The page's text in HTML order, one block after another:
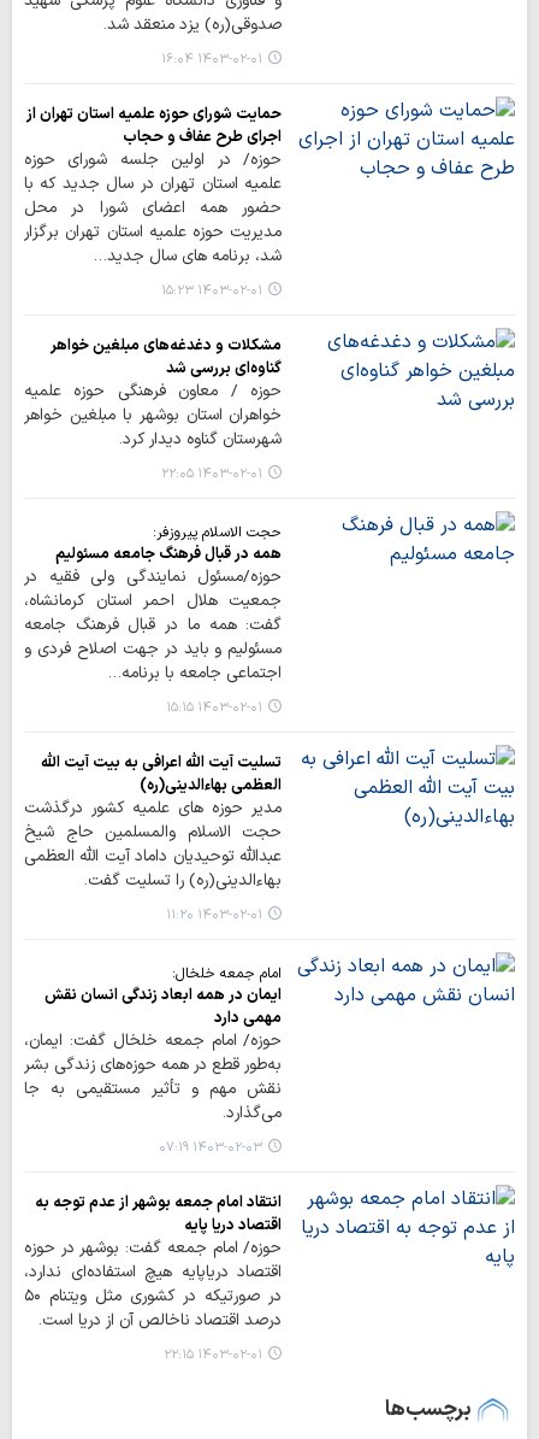
صدوقی(ره) یزد منعقد شد.
۱۴۰۳-۰۲-۰۱ ۱۶:۰۴
حمایت شورای حوزه علمیه استان تهران از
اجرای طرح عفاف و حجاب
حوزه/ در اولین جلسه شورای حوزه
علمیه استان تهران در سال جدید که با
حضور همه اعضای شورا در محل
مدیریت حوزه علمیه استان تهران برگزار
شد، برنامه های سال جدید…
۱۴۰۳-۰۲-۰۱ ۱۵:۲۳
مشکلات و دغدغه‌های مبلغین خواهر
گناوه‌ای بررسی شد
حوزه / معاون فرهنگی حوزه علمیه
خواهران استان بوشهر با مبلغین خواهر
شهرستان گناوه دیدار کرد.
۱۴۰۳-۰۲-۰۱ ۲۲:۰۵
حجت الاسلام پیروزفر:
همه در قبال فرهنگ جامعه مسئولیم
حوزه/مسئول نمایندگی ولی فقیه در
جمعیت هلال احمر استان کرمانشاه،
گفت: همه ما در قبال فرهنگ جامعه
مسئولیم و باید در جهت اصلاح فردی و
اجتماعی جامعه با برنامه…
۱۴۰۳-۰۲-۰۱ ۱۵:۱۵
تسلیت آیت الله اعرافی به بیت آیت الله
العظمی بهاءالدینی(ره)
مدیر حوزه های علمیه کشور درگذشت
حجت الاسلام والمسلمین حاج شیخ
عبدالله توحیدیان داماد آیت الله العظمی
بهاءالدینی(ره) را تسلیت گفت.
۱۴۰۳-۰۲-۰۱ ۱۱:۲۰
امام جمعه خلخال:
ایمان در همه ابعاد زندگی انسان نقش
مهمی دارد
حوزه/ امام جمعه خلخال گفت: ایمان،
به‌طور قطع در همه حوزه‌های زندگی بشر
نقش مهم و تأثیر مستقیمی به جا
می‌گذارد.
۱۴۰۳-۰۲-۰۳ ۰۷:۱۹
انتقاد امام جمعه بوشهر از عدم توجه به
اقتصاد دریا پایه
حوزه/ امام جمعه گفت: بوشهر در حوزه
اقتصاد دریاپایه هیچ استفاده‌ای ندارد،
در صورتیکه در کشوری مثل ویتنام ۵۰
درصد اقتصاد ناخالص آن از دریا است.
۱۴۰۳-۰۲-۰۱ ۲۲:۱۵
برچسب‌ها